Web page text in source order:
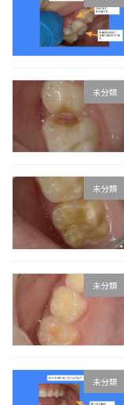
未分類
未分類
未分類
未分類